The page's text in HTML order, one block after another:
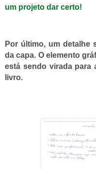
um projeto dar certo!
Por último, um detalhe
da capa. O elemento
está sendo virada para
livro.